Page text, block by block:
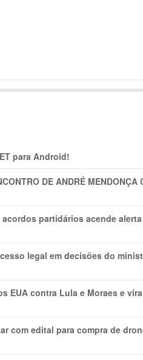
para Android!
DE ANDRÉ MENDONÇA
partidários acende alerta
legal em decisões do
EUA contra Lula e Moraes e
com edital para compra de